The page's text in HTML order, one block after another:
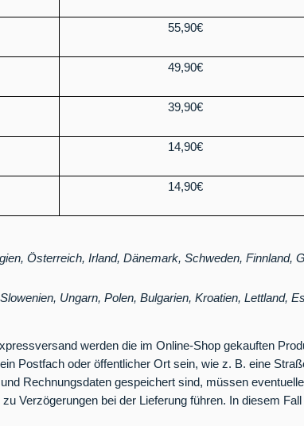
55,90€
49,90€
39,90€
14,90€
14,90€
Österreich, Irland, Dänemark, Schweden, Finnland,
Ungarn, Polen, Bulgarien, Kroatien, Lettland,
werden die im Online-Shop gekauften
Postfach oder öffentlicher Ort sein, wie z. B. eine
Rechnungsdaten gespeichert sind, müssen
Verzögerungen bei der Lieferung führen. In diesem